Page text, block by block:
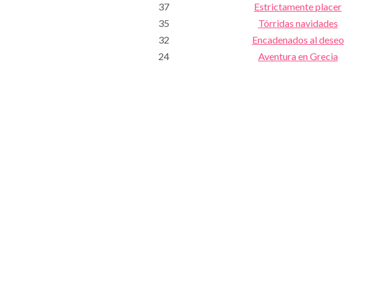
37
Estrictamente placer
35
Tórridas navidades
32
Encadenados al deseo
24
Aventura en Grecia